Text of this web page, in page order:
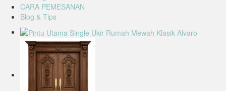
CARA PEMESANAN
Blog & Tips